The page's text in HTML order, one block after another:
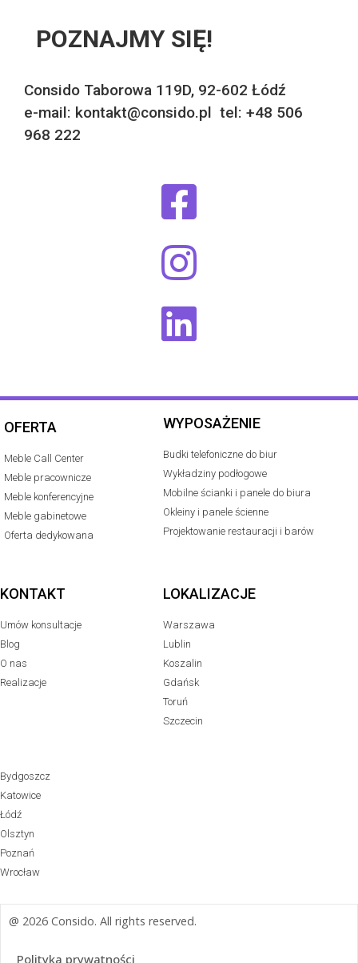
POZNAJMY SIĘ!
Consido Taborowa 119D, 92-602 Łódź
e-mail: kontakt@consido.pl tel: +48 506
968 222
OFERTA
Meble Call Center
Meble pracownicze
Meble konferencyjne
Meble gabinetowe
Oferta dedykowana
WYPOSAŻENIE
Budki telefoniczne do biur
Wykładziny podłogowe
Mobilne ścianki i panele do biura
Okleiny i panele ścienne
Projektowanie restauracji i barów
KONTAKT
Umów konsultacje
Blog
O nas
Realizacje
LOKALIZACJE
Warszawa
Lublin
Koszalin
Gdańsk
Toruń
Szczecin
Bydgoszcz
Katowice
Łódź
Olsztyn
Poznań
Wrocław
@ 2026 Consido. All rights reserved.
Polityka prywatności